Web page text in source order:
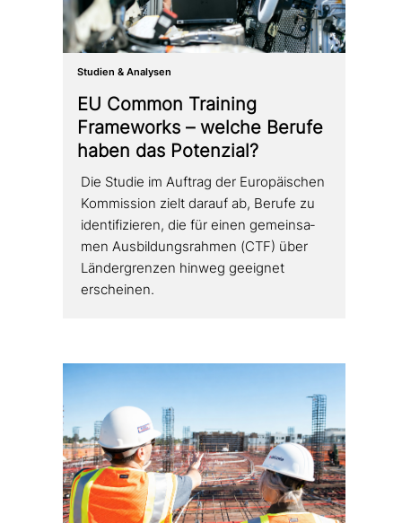
Studien & Analysen
EU Common Training
Frameworks – welche Berufe
haben das Potenzial?
Die Studie im Auftrag der Europäischen
Kommission zielt darauf ab, Berufe zu
iden­ti­fi­zie­ren, die für einen gemein­sa­
men Ausbildungsrahmen (CTF) über
Ländergrenzen hinweg geeignet
erscheinen.